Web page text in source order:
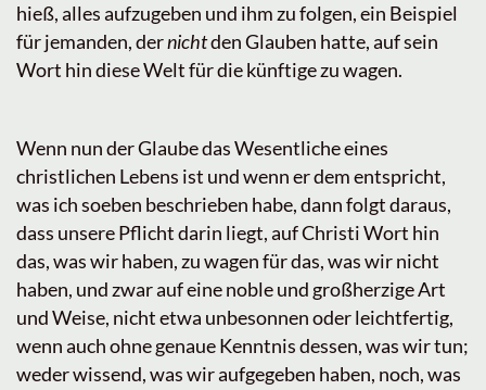
hieß, alles aufzugeben und ihm zu folgen, ein Beispiel
für jemanden, dernichtden Glauben hatte, auf sein
Wort hin diese Welt für die künftige zu wagen.
Wenn nun der Glaube das Wesentliche eines
christlichen Lebens ist und wenn er dem entspricht,
was ich soeben beschrieben habe, dann folgt daraus,
dass unsere Pflicht darin liegt, auf Christi Wort hin
das, was wir haben, zu wagen für das, was wir nicht
haben, und zwar auf eine noble und großherzige Art
und Weise, nicht etwa unbesonnen oder leichtfertig,
wenn auch ohne genaue Kenntnis dessen, was wir tun;
weder wissend, was wir aufgegeben haben, noch, was